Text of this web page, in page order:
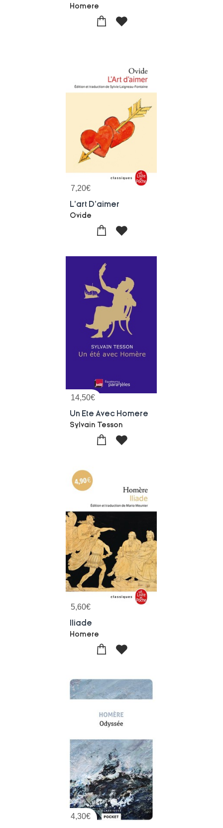
Homere
7,20€
L'art D'aimer
Ovide
14,50€
Un Ete Avec Homere
Sylvain Tesson
5,60€
Iliade
Homere
4,30€